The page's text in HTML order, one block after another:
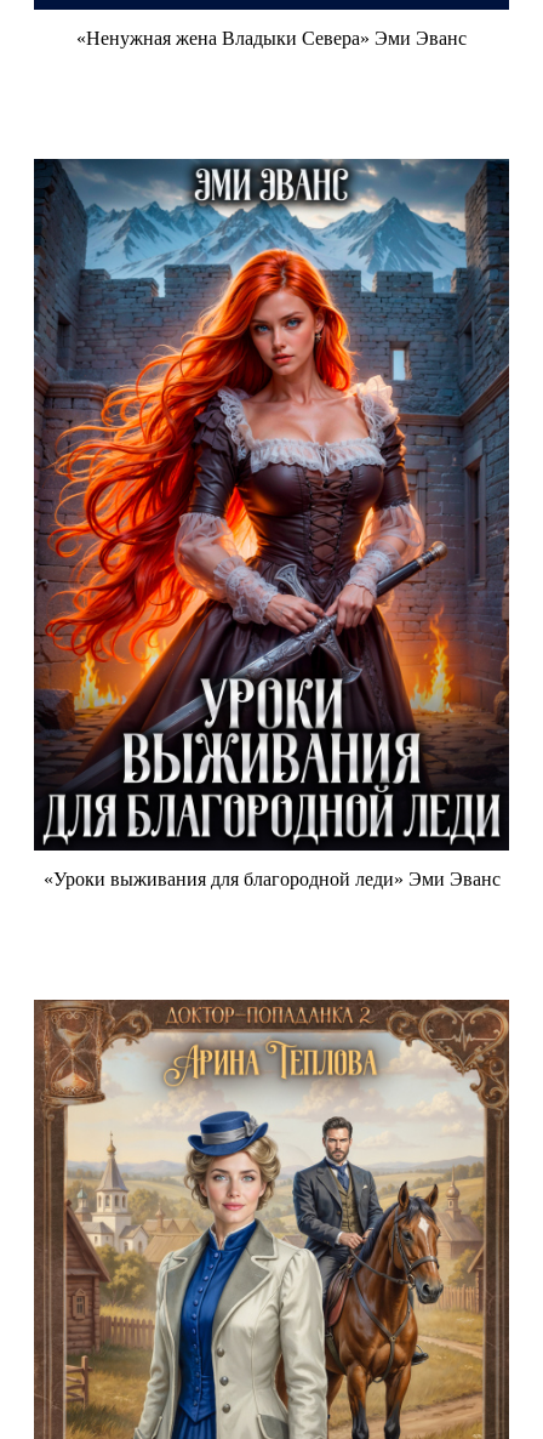
«Ненужная жена Владыки Севера» Эми Эванс
«Уроки выживания для благородной леди» Эми Эванс